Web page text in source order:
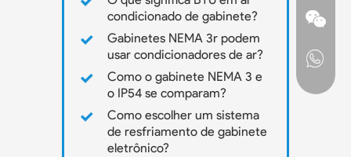
condicionado de gabinete?
Gabinetes NEMA 3r podem
usar condicionadores de ar?
Como o gabinete NEMA 3 e
o IP54 se comparam?
Como escolher um sistema
de resfriamento de gabinete
eletrônico?